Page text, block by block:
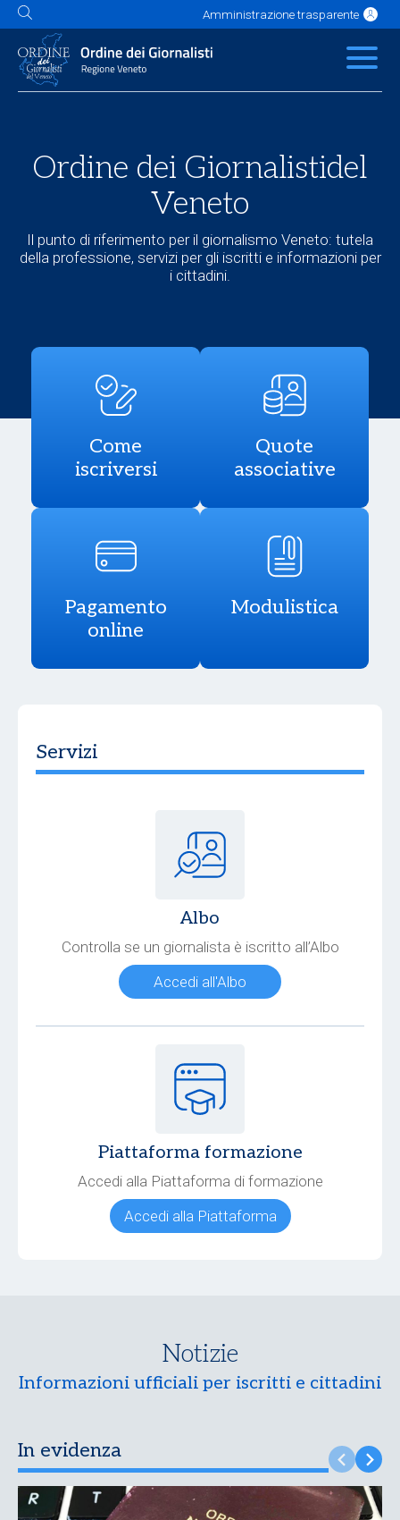
Amministrazione trasparente
L'Ordine News Servizi Albo
Contatti Link utili
Ordine dei Giornalistidel
Veneto
Il punto di riferimento per il giornalismo Veneto: tutela
della professione, servizi per gli iscritti e informazioni per
i cittadini.
Come
iscriversi
Quote
associative
Pagamento
online
Modulistica
Servizi
Albo
Controlla se un giornalista è iscritto all’Albo
Accedi all'Albo
Piattaforma formazione
Accedi alla Piattaforma di formazione
Accedi alla Piattaforma
Notizie
Informazioni ufficiali per iscritti e cittadini
In evidenza